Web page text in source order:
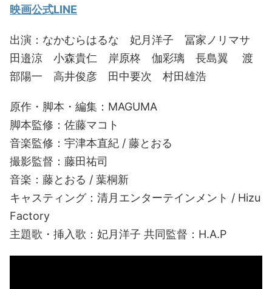
映画公式LINE
出演：なかむらはるな 妃月洋子 冨家ノリマサ
田邉涼 小森貴仁 岸原柊 伽彩璃 長島翼 渡
部陽一 高井俊彦 田中要次 村田雄浩
原作・脚本・編集：MAGUMA
脚本監修：佐藤マコト
音楽監修：宇津本直紀 / 藤とおる
撮影監督：藤田祐司
音楽：藤とおる / 葉桐新
キャスティング：清月エンターテインメント / Hizu
Factory
主題歌・挿入歌：妃月洋子 共同監督：H.A.P